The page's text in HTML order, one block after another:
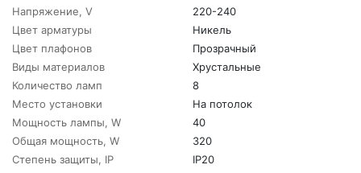
Напряжение, V
220-240
Цвет арматуры
Никель
Цвет плафонов
Прозрачный
Виды материалов
Хрустальные
Количество ламп
8
Место установки
На потолок
Мощность лампы, W
40
Общая мощность, W
320
Степень защиты, IP
IP20